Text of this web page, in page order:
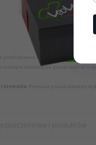
produkowane są w amerykańskiej
rozmiaru zalecamy po prostu wybrać o
Pierwsze pranie zalecamy